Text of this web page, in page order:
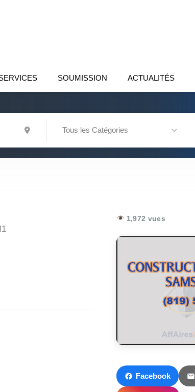
SOUMISSION ACTUALITÉS
Tous les Catégories
1,972 vues
Facebook